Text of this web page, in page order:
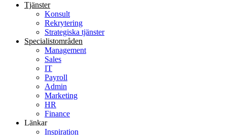
Tjänster
Konsult
Rekrytering
Strategiska tjänster
Specialist­områden
Management
Sales
IT
Payroll
Admin
Marketing
HR
Finance
Länkar
Inspiration